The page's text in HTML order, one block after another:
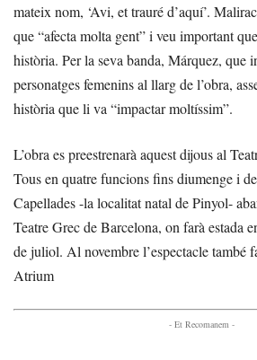
mateix nom, ‘Avi, et trauré d’aquí’.
que “afecta molta gent” i veu important
història. Per la seva banda, Márquez, que
personatges femenins al llarg de l’obra,
història que li va “impactar moltíssim”.
L’obra es preestrenarà aquest dijous al
Tous en quatre funcions fins diumenge i
Capellades -la localitat natal de Pinyol-
Teatre Grec de Barcelona, on farà estada
de juliol. Al novembre l’espectacle també
Atrium
- Et Recomanem -